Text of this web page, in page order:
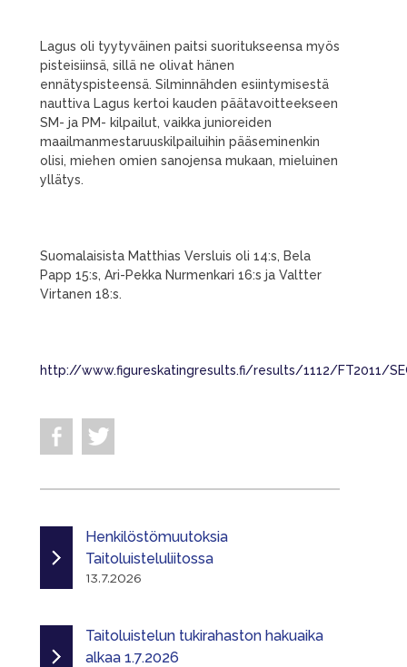
Lagus oli tyytyväinen paitsi suoritukseensa myös
pisteisiinsä, sillä ne olivat hänen
ennätyspisteensä. Silminnähden esiintymisestä
nauttiva Lagus kertoi kauden päätavoitteekseen
SM- ja PM- kilpailut, vaikka junioreiden
maailmanmestaruuskilpailuihin pääseminenkin
olisi, miehen omien sanojensa mukaan, mieluinen
yllätys.
Suomalaisista Matthias Versluis oli 14:s, Bela
Papp 15:s, Ari-Pekka Nurmenkari 16:s ja Valtter
Virtanen 18:s.
http://www.figureskatingresults.fi/results/1112/FT2011/
Henkilöstömuutoksia
Taitoluisteluliitossa
13.7.2026
Taitoluistelun tukirahaston hakuaika
alkaa 1.7.2026